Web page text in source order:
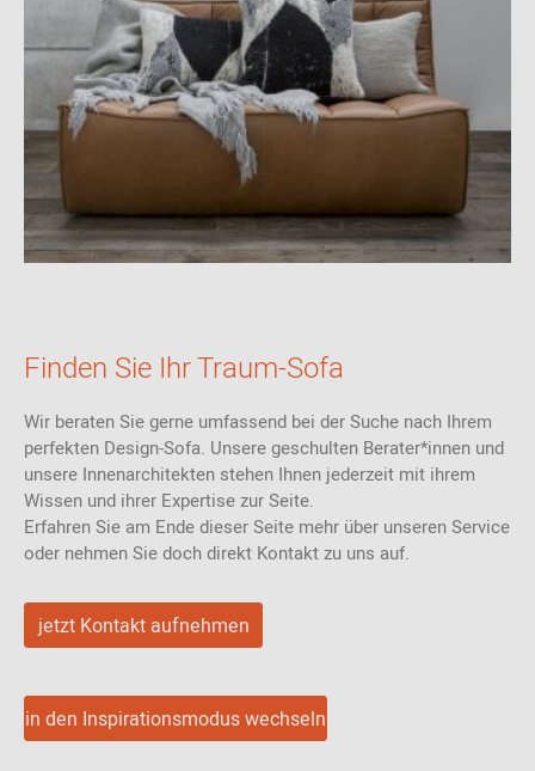
Finden Sie Ihr Traum-Sofa
Wir beraten Sie gerne umfassend bei der Suche nach Ihrem
perfekten Design-Sofa. Unsere geschulten Berater*innen und
unsere Innenarchitekten stehen Ihnen jederzeit mit ihrem
Wissen und ihrer Expertise zur Seite.
Erfahren Sie am Ende dieser Seite mehr über unseren Service
oder nehmen Sie doch direkt Kontakt zu uns auf.
jetzt Kontakt aufnehmen
in den Inspirationsmodus wechseln